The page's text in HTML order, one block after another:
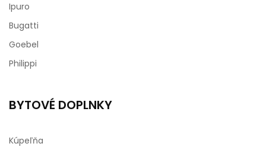
Ipuro
Bugatti
Goebel
Philippi
BYTOVÉ DOPLNKY
Kúpeľňa